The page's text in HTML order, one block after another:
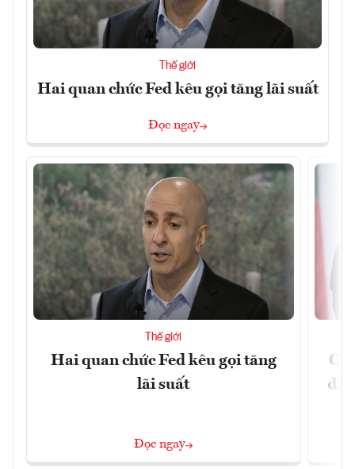
Thế giới
Hai quan chức Fed kêu gọi tăng lãi suất
Đọc ngay
Thế giới
Hai quan chức Fed kêu gọi tăng
lãi suất
Đọc ngay
đã